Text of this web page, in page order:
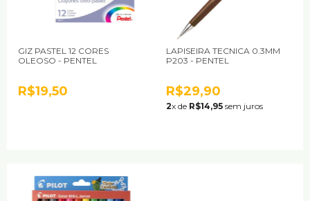
GIZ PASTEL 12 CORES
OLEOSO - PENTEL
R$19,50
LAPISEIRA TECNICA 0.3MM
P203 - PENTEL
R$29,90
2x de R$14,95 sem juros